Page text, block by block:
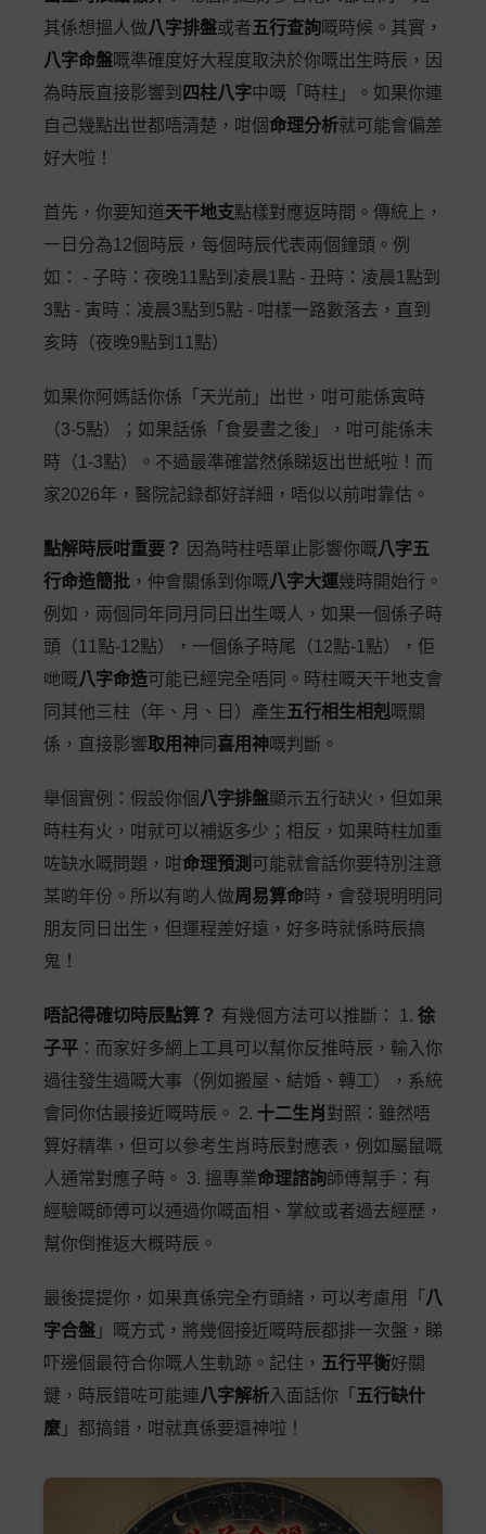
其係想搵人做八字排盤或者五行查詢嘅時候。其實，
八字命盤嘅準確度好大程度取決於你嘅出生時辰，因
為時辰直接影響到 四柱八字中嘅「時柱」。如果你連
自己幾點出世都唔清楚，咁個 命理分析就可能會偏差
好大啦！
首先，你要知道天干地支點樣對應返時間。傳統上，
一日分為12個時辰，每個時辰代表兩個鐘頭。例
如： - 子時：夜晚11點到凌晨1點 - 丑時：凌晨1點到
3點 - 寅時：凌晨3點到5點 - 咁樣一路數落去，直到
亥時（夜晚9點到11點）
如果你阿媽話你係「天光前」出世，咁可能係寅時
（3-5點）；如果話係「食晏晝之後」，咁可能係未
時（1-3點）。不過最準確當然係睇返出世紙啦！而
家2026年，醫院記錄都好詳細，唔似以前咁靠估。
點解時辰咁重要？ 因為時柱唔單止影響你嘅八字五
行命造簡批 ，仲會關係到你嘅八字大運幾時開始行。
例如，兩個同年同月同日出生嘅人，如果一個係子時
頭（11點-12點），一個係子時尾（12點-1點），佢
哋嘅八字命造可能已經完全唔同。時柱嘅天干地支會
同其他三柱（年、月、日）產生五行相生相剋嘅關
係，直接影響取用神 同 喜用神嘅判斷。
舉個實例：假設你個 八字排盤顯示五行缺火，但如果
時柱有火，咁就可以補返多少；相反，如果時柱加重
咗缺水嘅問題，咁命理預測 可能就會話你要特別注意
某啲年份。所以有啲人做周易算命時，會發現明明同
朋友同日出生，但運程差好遠，好多時就係時辰搞
鬼！
唔記得確切時辰點算？ 有幾個方法可以推斷： 1. 徐
子平 ：而家好多網上工具可以幫你反推時辰，輸入你
過往發生過嘅大事（例如搬屋、結婚、轉工），系統
會同你估最接近嘅時辰。 2. 十二生肖對照：雖然唔
算好精準，但可以參考生肖時辰對應表，例如屬鼠嘅
人通常對應子時。 3. 搵專業命理諮詢師傅幫手：有
經驗嘅師傅可以通過你嘅面相、掌紋或者過去經歷，
幫你倒推返大概時辰。
最後提提你，如果真係完全冇頭緒，可以考慮用「 八
字合盤 」嘅方式，將幾個接近嘅時辰都排一次盤，睇
吓邊個最符合你嘅人生軌跡。記住， 五行平衡好關
鍵，時辰錯咗可能連八字解析入面話你「 五行缺什
麼 」都搞錯，咁就真係要還神啦！